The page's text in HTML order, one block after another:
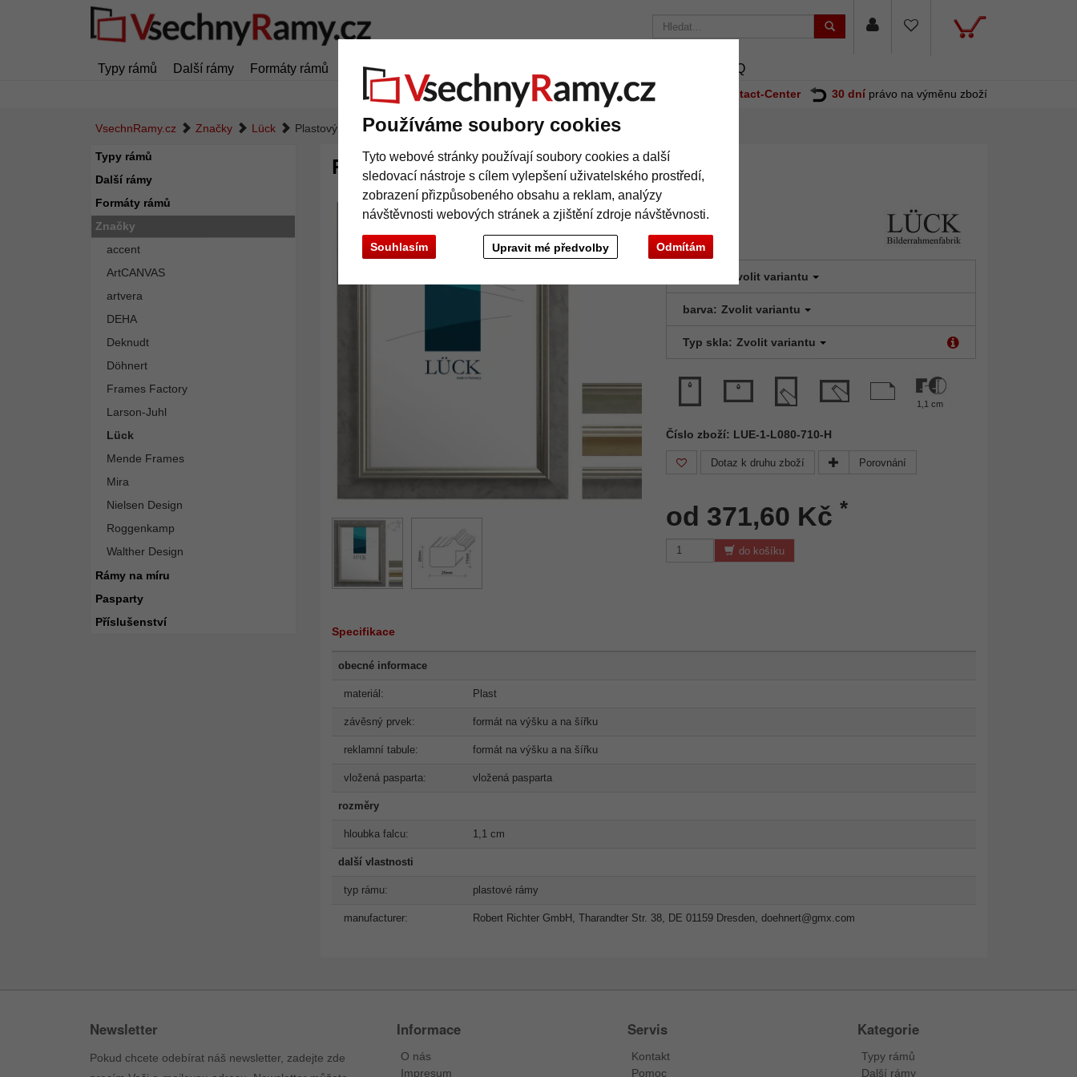
Používáme soubory cookies
Tyto webové stránky používají soubory cookies a další
sledovací nástroje s cílem vylepšení uživatelského prostředí,
zobrazení přizpůsobeného obsahu a reklam, analýzy
návštěvnosti webových stránek a zjištění zdroje návštěvnosti.
Souhlasím Odmítám
Upravit mé předvolby
Typy rámů Další rámy Formáty rámů Značky FAQ
Přepravní náklady 390 Kč +49 30 235 949 085 Contact-Center 30 dní právo na výměnu zboží
VsechnRamy.cz Značky Lück Plastový rám Auenwald
Typy rámů
Další rámy
Formáty rámů
Značky
accent
ArtCANVAS
artvera
DEHA
Deknudt
Döhnert
Frames Factory
Larson-Juhl
Lück
Mende Frames
Mira
Nielsen Design
Roggenkamp
Walther Design
Rámy na míru
Pasparty
Příslušenství
Plastový rám Auenwald
Zvolit variantu
barva: Zvolit variantu
Typ skla: Zvolit variantu
1,1 cm
Číslo zboží: LUE-1-L080-710-H
Dotaz k druhu zboží Porovnání
od 371,60 Kč *
do košíku
Specifikace
obecné informace
materiál: Plast
závěsný prvek: formát na výšku a na šířku
reklamní tabule: formát na výšku a na šířku
vložená pasparta: vložená pasparta
rozměry
hloubka falcu: 1,1 cm
další vlastnosti
typ rámu: plastové rámy
manufacturer: Robert Richter GmbH, Tharandter Str. 38, DE 01159 Dresden, doehnert@gmx.com
Newsletter
Pokud chcete odebírat náš newsletter, zadejte zde
Informace
O nás
Impresum
Servis
Kontakt
Pomoc
Kategorie
Typy rámů
Další rámy